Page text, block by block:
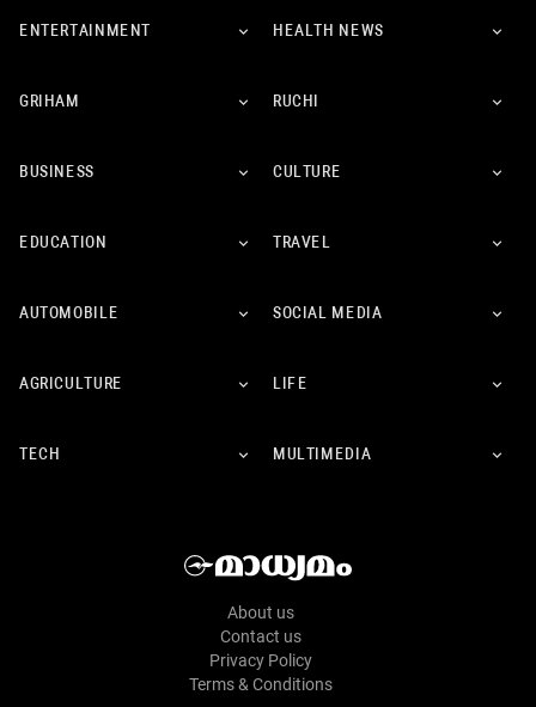
ENTERTAINMENT HEALTH NEWS
GRIHAM RUCHI
BUSINESS CULTURE
EDUCATION TRAVEL
AUTOMOBILE SOCIAL MEDIA
AGRICULTURE LIFE
TECH MULTIMEDIA
About us
Contact us
Privacy Policy
Terms & Conditions